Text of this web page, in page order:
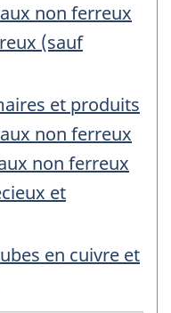
non ferreux
(sauf
et produits
non ferreux
non ferreux
et
en cuivre et